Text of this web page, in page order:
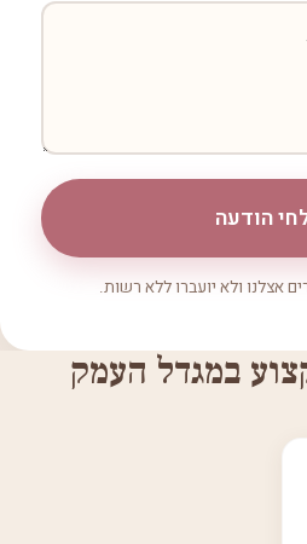
הודעה
אצלנו ולא יועברו ללא רשות.
במגדל העמק